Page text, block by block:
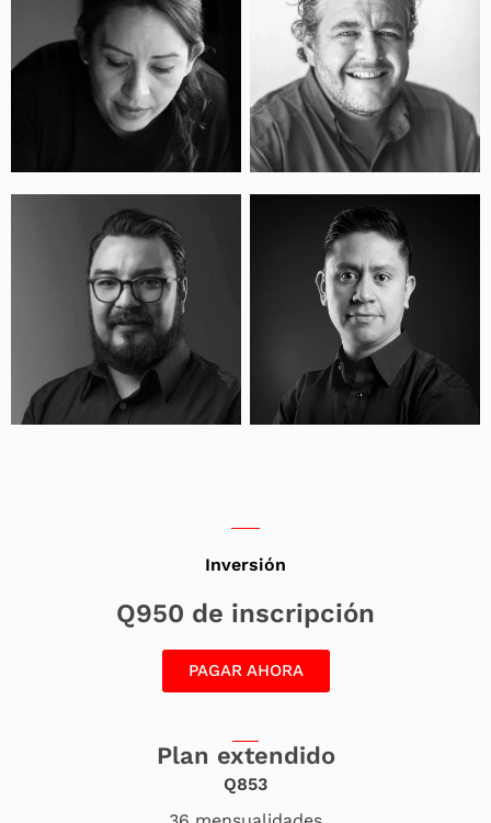
Inversión
Q950 de inscripción
PAGAR AHORA
Plan extendido
Q853